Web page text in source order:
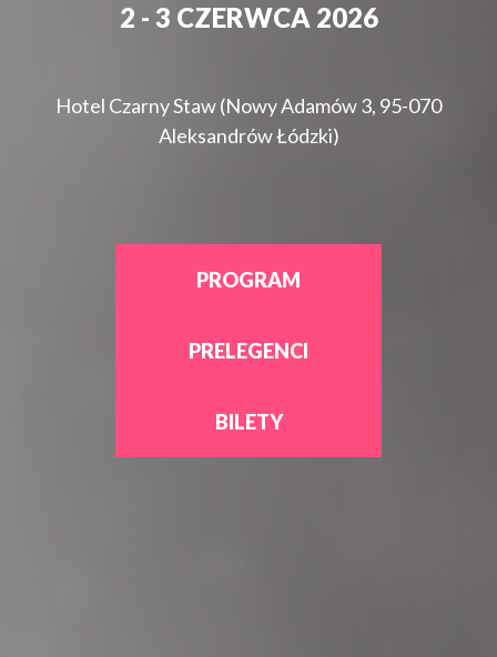
2 - 3 CZERWCA 2026
Hotel Czarny Staw (Nowy Adamów 3, 95-070
Aleksandrów Łódzki)
PROGRAM
PRELEGENCI
BILETY